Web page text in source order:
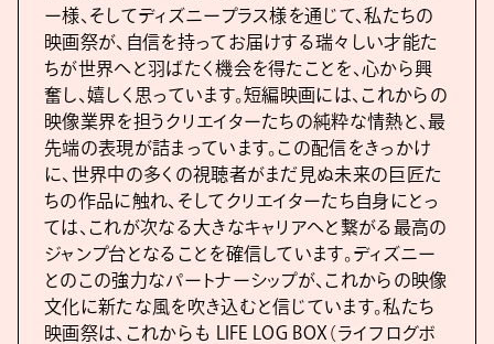
ー様、そしてディズニープラス様を通じて、私たちの
映画祭が、自信を持ってお届けする瑞々しい才能た
ちが世界へと羽ばたく機会を得たことを、心から興
奮し、嬉しく思っています。短編映画には、これからの
映像業界を担うクリエイターたちの純粋な情熱と、最
先端の表現が詰まっています。この配信をきっかけ
に、世界中の多くの視聴者がまだ見ぬ未来の巨匠た
ちの作品に触れ、そしてクリエイターたち自身にとっ
ては、これが次なる大きなキャリアへと繋がる最高の
ジャンプ台となることを確信しています。ディズニー
とのこの強力なパートナーシップが、これからの映像
文化に新たな風を吹き込むと信じています。私たち
映画祭は、これからも LIFE LOG BOX（ライフログボ